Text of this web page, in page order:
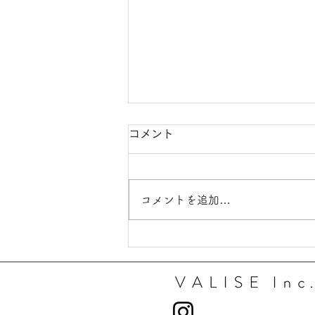
【活動報告】“がるたび”さん
コメント
コメントを追加…